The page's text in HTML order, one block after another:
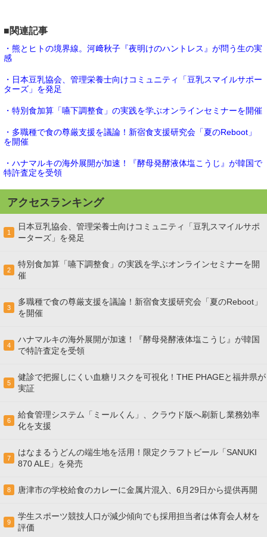
■関連記事
・熊とヒトの境界線。河﨑秋子『夜明けのハントレス』が問う生の実
感
・日本豆乳協会、管理栄養士向けコミュニティ「豆乳スマイルサポー
ターズ」を発足
・特別食加算「嚥下調整食」の実践を学ぶオンラインセミナーを開催
・多職種で食の尊厳支援を議論！新宿食支援研究会「夏のReboot」
を開催
・ハナマルキの海外展開が加速！『酵母発酵液体塩こうじ』が韓国で
特許査定を受領
アクセスランキング
1
日本豆乳協会、管理栄養士向けコミュニティ「豆乳スマイルサポ
ーターズ」を発足
2
特別食加算「嚥下調整食」の実践を学ぶオンラインセミナーを開
催
3
多職種で食の尊厳支援を議論！新宿食支援研究会「夏のReboot」
を開催
4
ハナマルキの海外展開が加速！『酵母発酵液体塩こうじ』が韓国
で特許査定を受領
5
健診で把握しにくい血糖リスクを可視化！THE PHAGEと福井県が
実証
6
給食管理システム「ミールくん」、クラウド版へ刷新し業務効率
化を支援
7
はなまるうどんの端生地を活用！限定クラフトビール「SANUKI
870 ALE」を発売
8 唐津市の学校給食のカレーに金属片混入、6月29日から提供再開
9
学生スポーツ競技人口が減少傾向でも採用担当者は体育会人材を
評価